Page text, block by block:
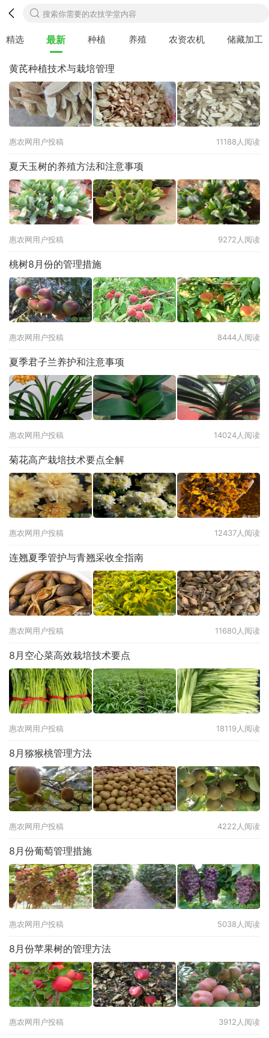
搜索你需要的农技学堂内容
精选 最新 种植 养殖 农资农机 储藏加工
黄芪种植技术与栽培管理
惠农网用户投稿 11188人阅读
夏天玉树的养殖方法和注意事项
惠农网用户投稿 9272人阅读
桃树8月份的管理措施
惠农网用户投稿 8444人阅读
夏季君子兰养护和注意事项
惠农网用户投稿 14024人阅读
菊花高产栽培技术要点全解
惠农网用户投稿 12437人阅读
连翘夏季管护与青翘采收全指南
惠农网用户投稿 11680人阅读
8月空心菜高效栽培技术要点
惠农网用户投稿 18119人阅读
8月猕猴桃管理方法
惠农网用户投稿 4222人阅读
8月份葡萄管理措施
惠农网用户投稿 5038人阅读
8月份苹果树的管理方法
惠农网用户投稿 3912人阅读